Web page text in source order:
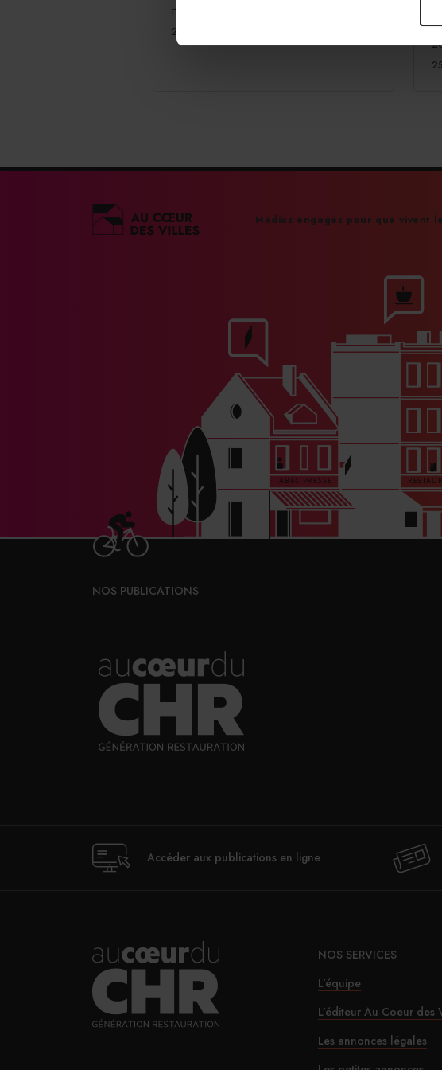
restaurant étoilé.
29/06/2026
Médias engagés pour que vivent
NOS PUBLICATIONS
Accéder aux publications en ligne
NOS SERVICES
L’équipe
L’éditeur Au Coeur des
Les annonces légales